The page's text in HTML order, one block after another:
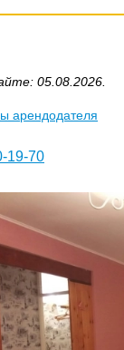
05.08.2026.
арендодателя
19-70